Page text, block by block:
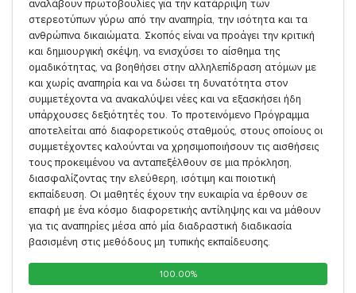
αναλάβουν πρωτοβουλίες για την κατάρριψη των
στερεοτύπων γύρω από την αναπηρία, την ισότητα και τα
ανθρώπινα δικαιώματα. Σκοπός είναι να προάγει την κριτική
και δημιουργική σκέψη, να ενισχύσει το αίσθημα της
ομαδικότητας, να βοηθήσει στην αλληλεπίδραση ατόμων με
και χωρίς αναπηρία και να δώσει τη δυνατότητα στον
συμμετέχοντα να ανακαλύψει νέες και να εξασκήσει ήδη
υπάρχουσες δεξιότητές του. Το προτεινόμενο Πρόγραμμα
αποτελείται από διαφορετικούς σταθμούς, στους οποίους οι
συμμετέχοντες καλούνται να χρησιμοποιήσουν τις αισθήσεις
τους προκειμένου να ανταπεξέλθουν σε μια πρόκληση,
διασφαλίζοντας την ελεύθερη, ισότιμη και ποιοτική
εκπαίδευση. Οι μαθητές έχουν την ευκαιρία να έρθουν σε
επαφή με ένα κόσμο διαφορετικής αντίληψης και να μάθουν
για τις αναπηρίες μέσα από μία διαδραστική διαδικασία
βασισμένη στις μεθόδους μη τυπικής εκπαίδευσης.
100.00%
100.00%